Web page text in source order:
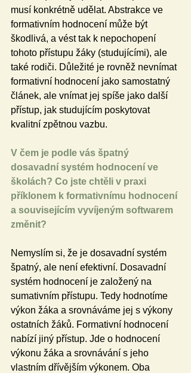
musí konkrétně udělat. Abstrakce ve
formativním hodnocení může být
škodlivá, a vést tak k nepochopení
tohoto přístupu žáky (studujícími), ale
také rodiči. Důležité je rovněž nevnímat
formativní hodnocení jako samostatný
článek, ale vnímat jej spíše jako další
přístup, jak studujícím poskytovat
kvalitní zpětnou vazbu.
V čem je podle vás špatný
dosavadní systém hodnocení ve
školách? Co jste chtěli v praxi
příklonem k formativnímu hodnocení
a souvisejícím vyvíjeným softwarem
změnit?
Nemyslím si, že je dosavadní systém
špatný, ale není efektivní. Dosavadní
systém hodnocení je založený na
sumativním přístupu. Tedy hodnotíme
výkon žáka a srovnáváme jej s výkony
ostatních žáků. Formativní hodnocení
nabízí jiný přístup. Jde o hodnocení
výkonu žáka a srovnávání s jeho
vlastním dřívějším výkonem. Oba